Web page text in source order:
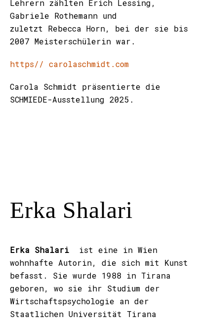
Lehrern zählten Erich Lessing,
Gabriele Rothemann und
zuletzt Rebecca Horn, bei der sie bis
2007 Meisterschülerin war.
https// carolaschmidt.com
Carola Schmidt präsentierte die
SCHMIEDE-Ausstellung 2025.
Erka Shalari
Erka Shalari ist eine in Wien
wohnhafte Autorin, die sich mit Kunst
befasst. Sie wurde 1988 in Tirana
geboren, wo sie ihr Studium der
Wirtschaftspsychologie an der
Staatlichen Universität Tirana